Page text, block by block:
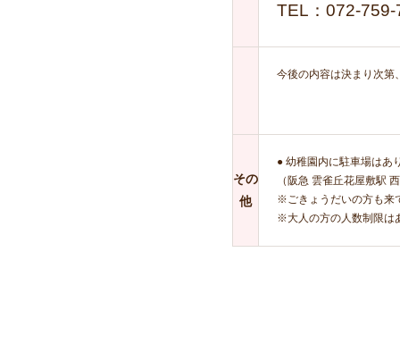
TEL：072-759-
今後の内容は決まり次第
その
他
● 幼稚園内に駐車場はあ
（阪急 雲雀丘花屋敷駅
※ごきょうだいの方も来
※大人の方の人数制限は